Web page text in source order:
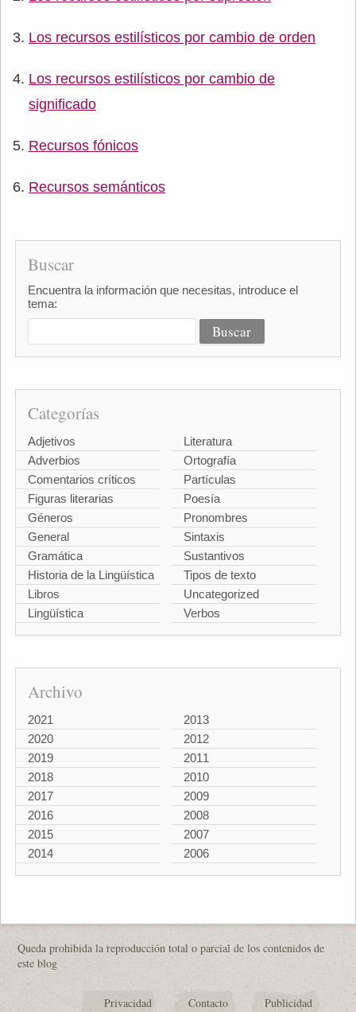
Los recursos estilísticos por cambio de orden
Los recursos estilísticos por cambio de
significado
Recursos fónicos
Recursos semánticos
Buscar
Encuentra la información que necesitas, introduce el
tema:
Categorías
Adjetivos
Adverbios
Comentarios críticos
Figuras literarias
Géneros
General
Gramática
Historia de la Lingüística
Libros
Lingüística
Literatura
Ortografía
Partículas
Poesía
Pronombres
Sintaxis
Sustantivos
Tipos de texto
Uncategorized
Verbos
Archivo
2021
2020
2019
2018
2017
2016
2015
2014
2013
2012
2011
2010
2009
2008
2007
2006
Queda prohibida la reproducción total o parcial de los contenidos de
este blog
Privacidad Contacto Publicidad